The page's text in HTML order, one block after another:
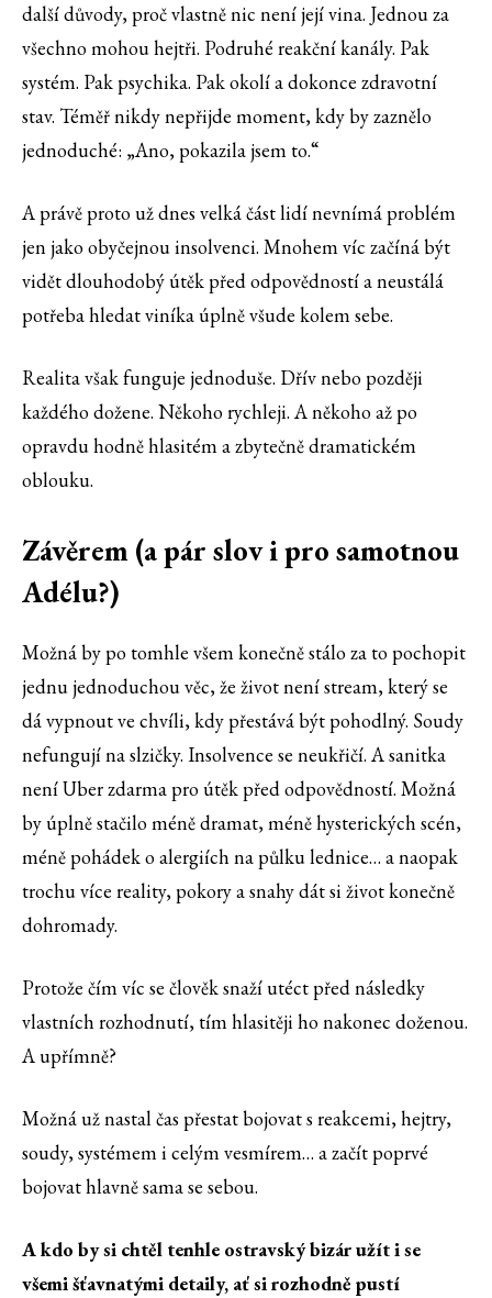
další důvody, proč vlastně nic není její vina. Jednou za
všechno mohou hejtři. Podruhé reakční kanály. Pak
systém. Pak psychika. Pak okolí a dokonce zdravotní
stav. Téměř nikdy nepřijde moment, kdy by zaznělo
jednoduché: „Ano, pokazila jsem to.“
A právě proto už dnes velká část lidí nevnímá problém
jen jako obyčejnou insolvenci. Mnohem víc začíná být
vidět dlouhodobý útěk před odpovědností a neustálá
potřeba hledat viníka úplně všude kolem sebe.
Realita však funguje jednoduše. Dřív nebo později
každého dožene. Někoho rychleji. A někoho až po
opravdu hodně hlasitém a zbytečně dramatickém
oblouku.
Závěrem (a pár slov i pro samotnou
Adélu?)
Možná by po tomhle všem konečně stálo za to pochopit
jednu jednoduchou věc, že život není stream, který se
dá vypnout ve chvíli, kdy přestává být pohodlný. Soudy
nefungují na slzičky. Insolvence se neukřičí. A sanitka
není Uber zdarma pro útěk před odpovědností. Možná
by úplně stačilo méně dramat, méně hysterických scén,
méně pohádek o alergiích na půlku lednice… a naopak
trochu více reality, pokory a snahy dát si život konečně
dohromady.
Protože čím víc se člověk snaží utéct před následky
vlastních rozhodnutí, tím hlasitěji ho nakonec doženou.
A upřímně?
Možná už nastal čas přestat bojovat s reakcemi, hejtry,
soudy, systémem i celým vesmírem… a začít poprvé
bojovat hlavně sama se sebou.
A kdo by si chtěl tenhle ostravský bizár užít i se
všemi šťavnatými detaily, ať si rozhodně pustí